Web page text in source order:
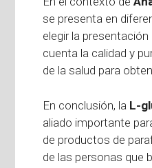
se presenta en
elegir la
cuenta la calidad y
de la salud para
En conclusión, la L-
aliado importante
de productos de
de las personas que